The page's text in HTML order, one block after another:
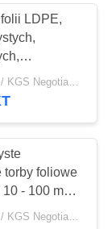
LDPE,
torebek
USD 1.7-2.5 / KGS Negotiable MOQ:1000KGS
torby foliowe
- 100 mm
żywności
USD 1.7-2.5 / KGS Negotiable MOQ:1000KGS